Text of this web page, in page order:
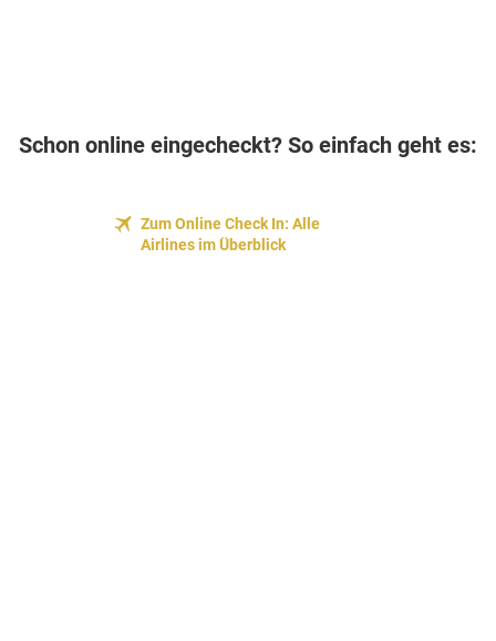
Schon online eingecheckt? So einfach geht es:
Zum Online Check In: Alle
Airlines im Überblick